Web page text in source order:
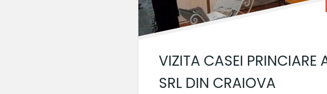
VIZITA CASEI PRINCIARE
SRL DIN CRAIOVA